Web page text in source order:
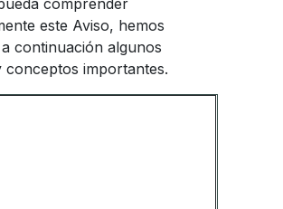
comprender
este Aviso, hemos
continuación algunos
conceptos importantes.